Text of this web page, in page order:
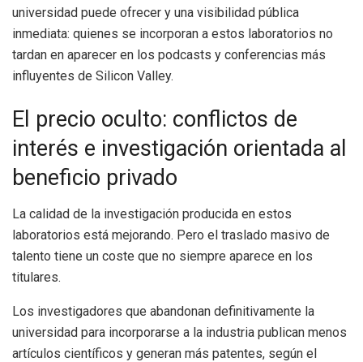
universidad puede ofrecer y una visibilidad pública
inmediata: quienes se incorporan a estos laboratorios no
tardan en aparecer en los podcasts y conferencias más
influyentes de Silicon Valley.
El precio oculto: conflictos de
interés e investigación orientada al
beneficio privado
La calidad de la investigación producida en estos
laboratorios está mejorando. Pero el traslado masivo de
talento tiene un coste que no siempre aparece en los
titulares.
Los investigadores que abandonan definitivamente la
universidad para incorporarse a la industria publican menos
artículos científicos y generan más patentes, según el